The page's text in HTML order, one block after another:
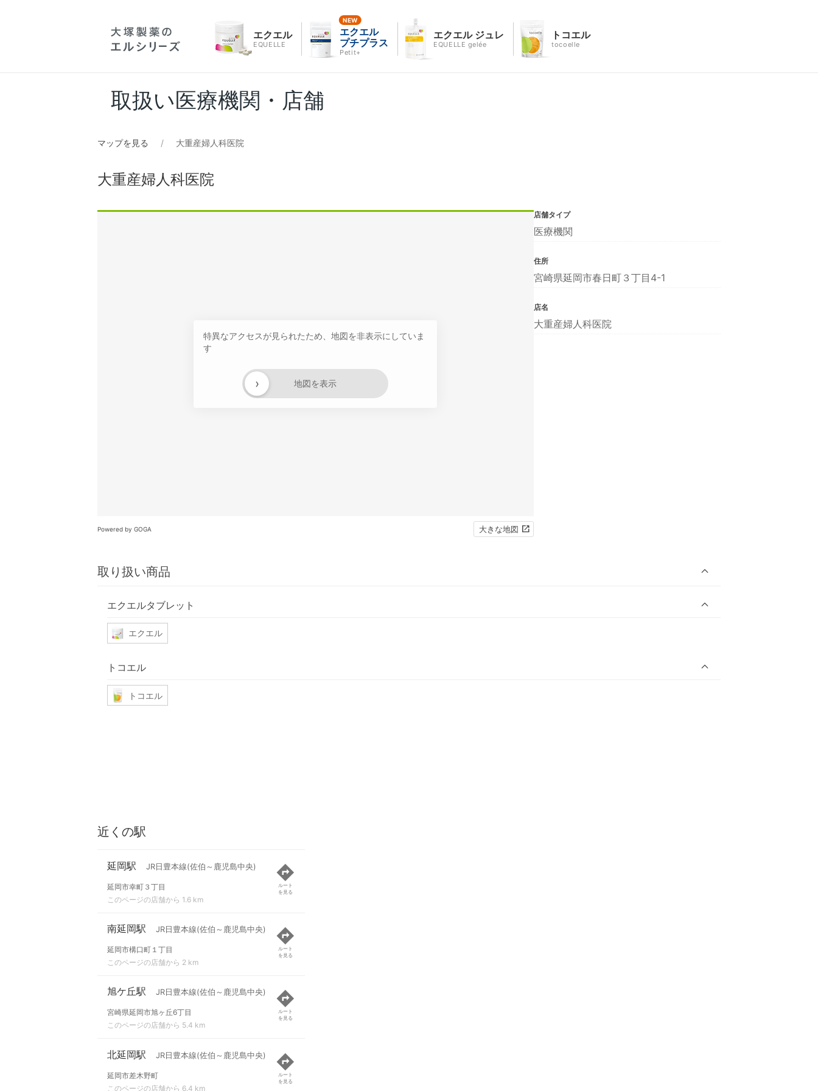
エクエル
EQUELLE
エクエル
プチプラス
Petit+
エクエル ジュレ
EQUELLE gelée
トコエル
tocoelle
取扱い医療機関・店舗
マップを見る 大重産婦人科医院
大重産婦人科医院
特異なアクセスが見られたため、地図を非表示にしていま
す
地図を表示
›
Powered by GOGA 大きな地図
取り扱い商品
エクエルタブレット
エクエル
トコエル
トコエル
店舗タイプ
医療機関
住所
宮崎県延岡市春日町３丁目4-1
店名
大重産婦人科医院
近くの駅
延岡駅 JR日豊本線(佐伯～鹿児島中央)
延岡市幸町３丁目
このページの店舗から 1.6 km
ルート
を見る
南延岡駅 JR日豊本線(佐伯～鹿児島中央)
延岡市構口町１丁目
このページの店舗から 2 km
ルート
を見る
旭ケ丘駅 JR日豊本線(佐伯～鹿児島中央)
宮崎県延岡市旭ヶ丘6丁目
このページの店舗から 5.4 km
ルート
を見る
北延岡駅 JR日豊本線(佐伯～鹿児島中央)
延岡市差木野町
このページの店舗から 6.4 km
ルート
を見る